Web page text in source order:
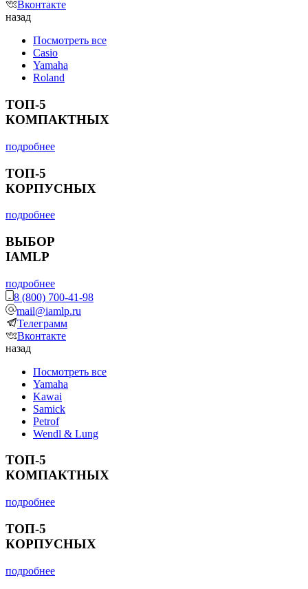
Вконтакте
назад
Посмотреть все
Casio
Yamaha
Roland
ТОП-5
КОМПАКТНЫХ
подробнее
ТОП-5
КОРПУСНЫХ
подробнее
ВЫБОР
IAMLP
подробнее
8 (800) 700-41-98
mail@iamlp.ru
Телеграмм
Вконтакте
назад
Посмотреть все
Yamaha
Kawai
Samick
Petrof
Wendl & Lung
ТОП-5
КОМПАКТНЫХ
подробнее
ТОП-5
КОРПУСНЫХ
подробнее